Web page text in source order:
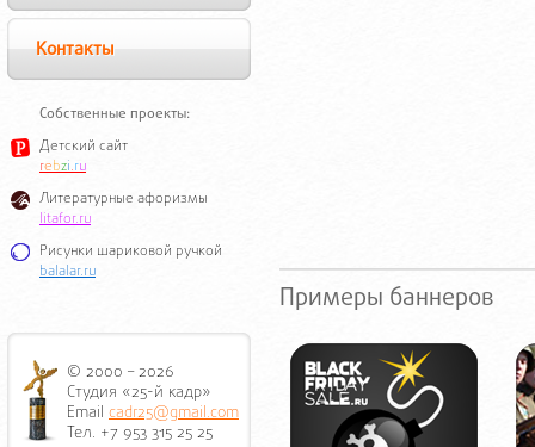
Контакты
Собственные проекты:
Детский сайт
rebzi.ru
Литературные афоризмы
litafor.ru
Рисунки шариковой ручкой
balalar.ru
© 2000 – 2026
Студия «25-й кадр»
Email cadr25@gmail.com
Тел. +7 953 315 25 25
Примеры баннеров